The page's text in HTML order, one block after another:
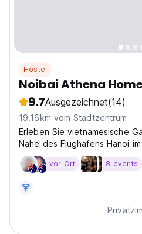
Hostel
Noibai Athena
9.7Ausgezeichnet(14)
19.16km vom Stadtzentrum
Erleben Sie vietnamesische
Nähe des Flughafens Hanoi
gemütlichen Gästehaus in
authentische, friedliche
vor Ort 8 events